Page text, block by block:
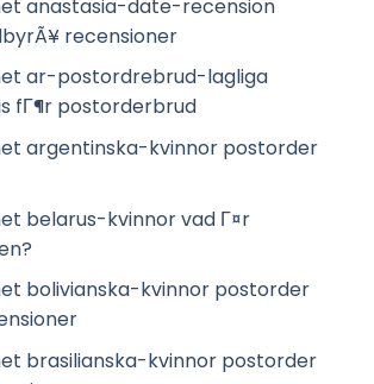
anastasia-date-recension
recensioner
ar-postordrebrud-lagliga
fГ¶r postorderbrud
argentinska-kvinnor postorder
belarus-kvinnor vad Г¤r
bolivianska-kvinnor postorder
brasilianska-kvinnor postorder